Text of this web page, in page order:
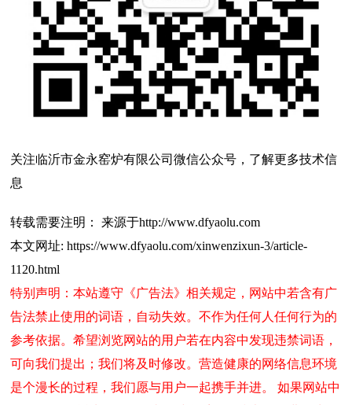
关注临沂市金永窑炉有限公司微信公众号，了解更多技术信
息
转载需要注明： 来源于http://www.dfyaolu.com
本文网址: https://www.dfyaolu.com/xinwenzixun-3/article-
1120.html
特别声明：本站遵守《广告法》相关规定，网站中若含有广
告法禁止使用的词语，自动失效。不作为任何人任何行为的
参考依据。希望浏览网站的用户若在内容中发现违禁词语，
可向我们提出；我们将及时修改。营造健康的网络信息环境
是个漫长的过程，我们愿与用户一起携手并进。 如果网站中